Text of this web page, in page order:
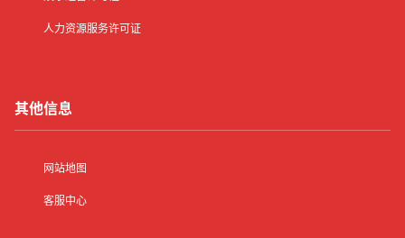
人力资源服务许可证
其他信息
网站地图
客服中心